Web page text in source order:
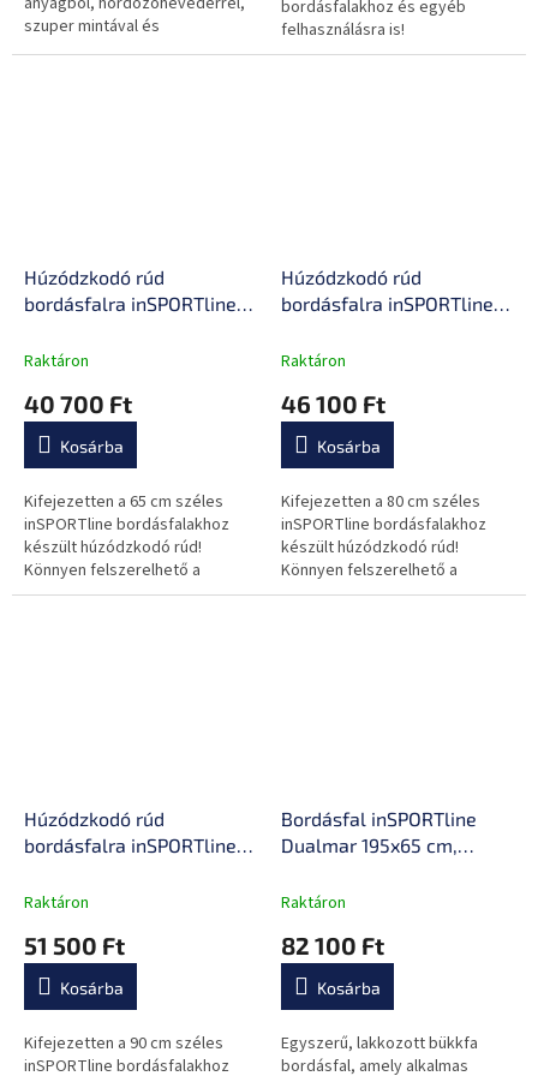
szuper mintával és
csúszásgátló bevonattal.
bordásfalakhoz és egyéb
felhasználásra is!
Húzódzkodó rúd
bordásfalra inSPORTline
konstrukció, könnyen
tartósság
Raktáron
40 700 Ft
Kosárba
Kifejezetten a 65 cm széles
inSPORTline bordásfalakhoz
készült húzódzkodó rúd!
Könnyen felszerelhető a
bordásfalra.
Húzódzkodó rúd
bordásfalra inSPORTline
konstrukció, könnyen
tartósság
Raktáron
46 100 Ft
Kosárba
Kifejezetten a 80 cm széles
inSPORTline bordásfalakhoz
készült húzódzkodó rúd!
Könnyen felszerelhető a
bordásfalra.
Húzódzkodó rúd
bordásfalra inSPORTline
konstrukció, könnyen
tartósság
Raktáron
51 500 Ft
Kosárba
Kifejezetten a 90 cm széles
inSPORTline bordásfalakhoz
Bordásfal inSPORTline
Dualmar 195x65 cm,
és gyors összeszerelés,
kiegészítők
csatlakozásának
Raktáron
82 100 Ft
Kosárba
Egyszerű, lakkozott bükkfa
bordásfal, amely alkalmas